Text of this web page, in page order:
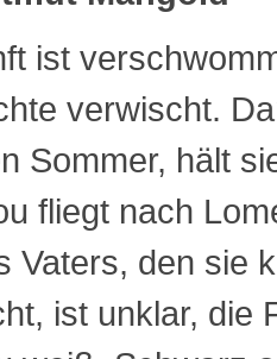
ist
verwischt.
Sommer, hält
fliegt nach
Vaters, den sie
ist unklar, die